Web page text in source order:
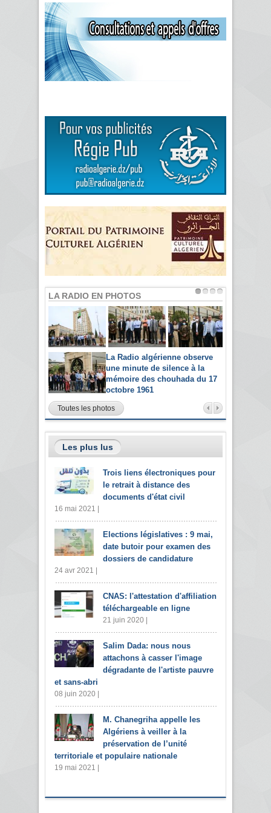
LA RADIO EN PHOTOS
La Radio algérienne observe
une minute de silence à la
mémoire des chouhada du 17
octobre 1961
Toutes les photos
Les plus lus
Trois liens électroniques pour
le retrait à distance des
documents d'état civil
16 mai 2021 |
Elections législatives : 9 mai,
date butoir pour examen des
dossiers de candidature
24 avr 2021 |
CNAS: l'attestation d'affiliation
téléchargeable en ligne
21 juin 2020 |
Salim Dada: nous nous
attachons à casser l'image
dégradante de l'artiste pauvre
et sans-abri
08 juin 2020 |
M. Chanegriha appelle les
Algériens à veiller à la
préservation de l’unité
territoriale et populaire nationale
19 mai 2021 |